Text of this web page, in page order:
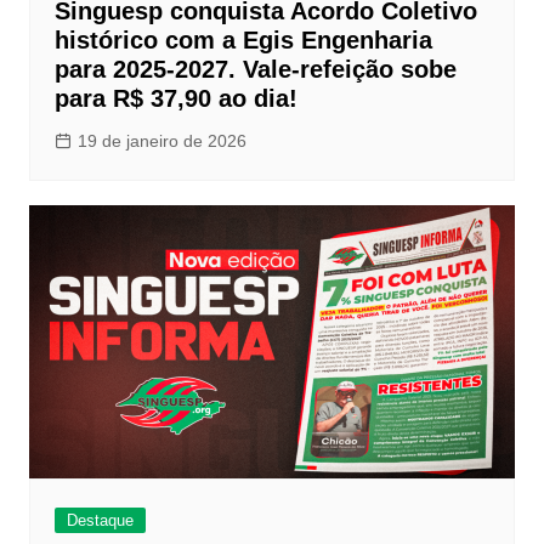
Singuesp conquista Acordo Coletivo
histórico com a Egis Engenharia
para 2025-2027. Vale-refeição sobe
para R$ 37,90 ao dia!
19 de janeiro de 2026
Destaque